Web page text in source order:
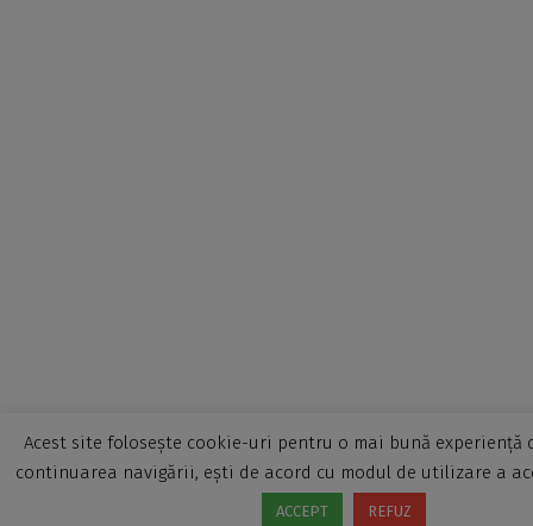
Acest site folosește cookie-uri pentru o mai bună experiență
continuarea navigării, ești de acord cu modul de utilizare a
ACCEPT REFUZ